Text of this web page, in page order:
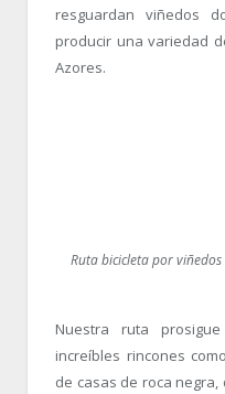
resguardan viñedos
producir una variedad
Azores.
Ruta bicicleta por viñedos
Nuestra ruta
increíbles rincones como
de casas de roca